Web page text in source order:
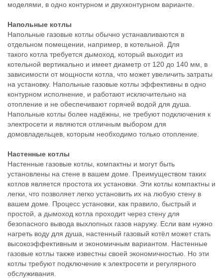
моделями, в одно контурном и двухконтурном варианте.
Напольные котлы
Напольные газовые котлы обычно устанавливаются в
отдельном помещении, например, в котельной. Для
такого котла требуется дымоход, который выходит из
котельной вертикально и имеет диаметр от 120 до 140 мм, в
зависимости от мощности котла, что может увеличить затраты
на установку. Напольные газовые котлы эффективны в одно
контурном исполнение, и работают исключительно на
отопление и не обеспечивают горячей водой для душа.
Напольные котлы более надёжны, не требуют подключения к
электросети и являются отличным выбором для
домовладельцев, которым необходимо только отопление.
Настенные котлы
Настенные газовые котлы, компактны и могут быть
установлены на стене в вашем доме. Преимуществом таких
котлов является простота их установки. Эти котлы компактны и
легки, что позволяет легко установить их на любую стену в
вашем доме. Процесс установки, как правило, быстрый и
простой, а дымоход котла проходит через стену для
безопасного вывода выхлопных газов наружу. Если вам нужно
нагреть воду для душа, настенный газовый котёл может стать
высокоэффективным и экономичным вариантом. Настенные
газовые котлы также известны своей экономичностью. Но эти
котлы требуют подключение к электросети и регулярного
обслуживания.